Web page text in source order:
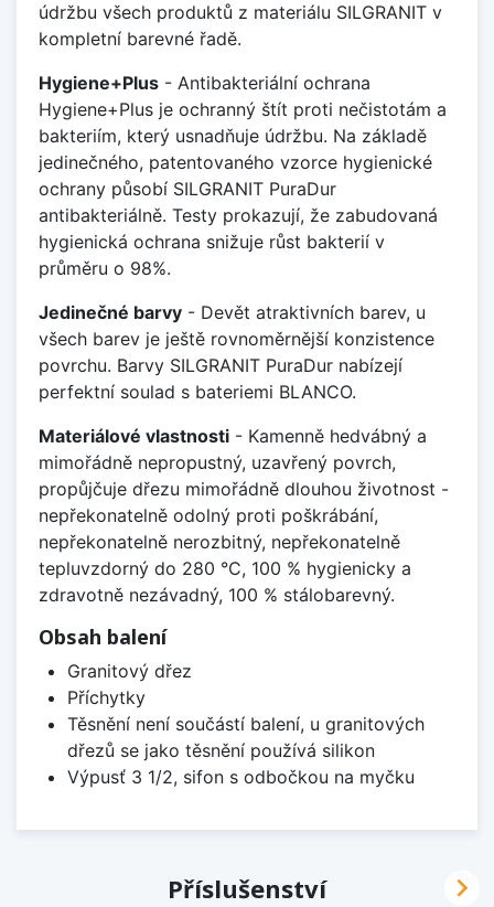
údržbu všech produktů z materiálu SILGRANIT v
kompletní barevné řadě.
Hygiene+Plus - Antibakteriální ochrana
Hygiene+Plus je ochranný štít proti nečistotám a
bakteriím, který usnadňuje údržbu. Na základě
jedinečného, patentovaného vzorce hygienické
ochrany působí SILGRANIT PuraDur
antibakteriálně. Testy prokazují, že zabudovaná
hygienická ochrana snižuje růst bakterií v
průměru o 98%.
Jedinečné barvy - Devět atraktivních barev, u
všech barev je ještě rovnoměrnější konzistence
povrchu. Barvy SILGRANIT PuraDur nabízejí
perfektní soulad s bateriemi BLANCO.
Materiálové vlastnosti - Kamenně hedvábný a
mimořádně nepropustný, uzavřený povrch,
propůjčuje dřezu mimořádně dlouhou životnost -
nepřekonatelně odolný proti poškrábání,
nepřekonatelně nerozbitný, nepřekonatelně
tepluvzdorný do 280 °C, 100 % hygienicky a
zdravotně nezávadný, 100 % stálobarevný.
Obsah balení
Granitový dřez
Příchytky
Těsnění není součástí balení, u granitových
dřezů se jako těsnění používá silikon
Výpusť 3 1/2, sifon s odbočkou na myčku
Příslušenství 